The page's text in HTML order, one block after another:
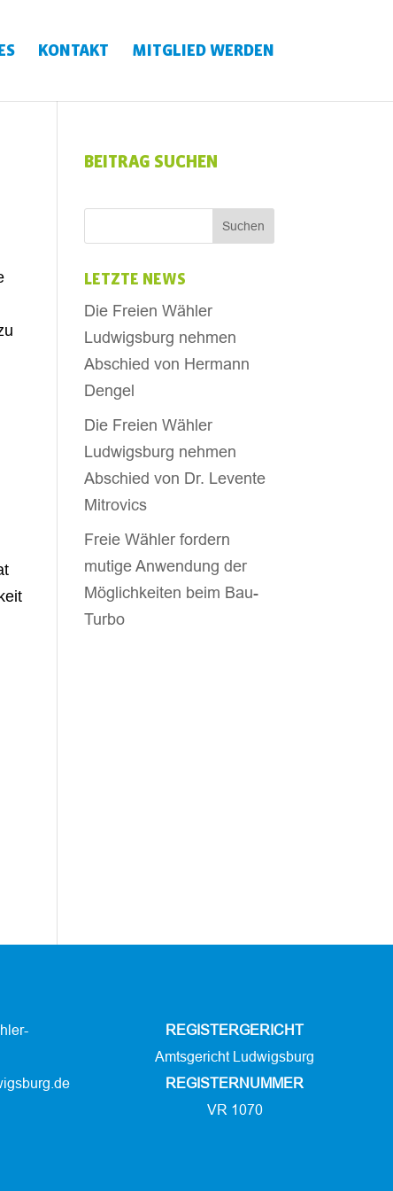
KONTAKT MITGLIED WERDEN
BEITRAG SUCHEN
LETZTE NEWS
Die Freien Wähler
Ludwigsburg nehmen
Abschied von Hermann
Dengel
Die Freien Wähler
Ludwigsburg nehmen
Abschied von Dr. Levente
Mitrovics
Freie Wähler fordern
mutige Anwendung der
Möglichkeiten beim Bau-
Turbo
REGISTERGERICHT
Amtsgericht Ludwigsburg
REGISTERNUMMER
VR 1070